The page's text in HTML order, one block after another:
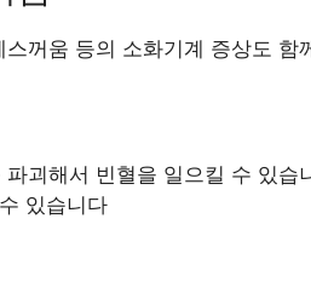
꺼움 등의 소화기계 증상도 함
괴해서 빈혈을 일으킬 수 있습
있습니다